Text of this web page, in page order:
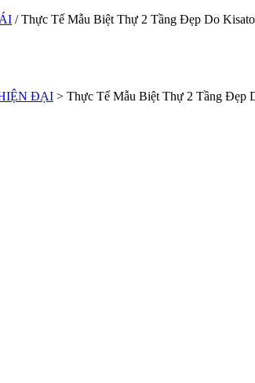
/ Thực Tế Mẫu Biệt Thự 2 Tầng Đẹp Do
ĐẠI > Thực Tế Mẫu Biệt Thự 2 Tầng Đẹp